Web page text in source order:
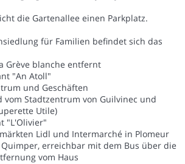
die Gartenallee einen Parkplatz.
für Familien befindet sich das
Grève blanche entfernt
"An Atoll"
und Geschäften
vom Stadtzentrum von Guilvinec und
Utile)
"L'Olivier"
Lidl und Intermarché in Plomeur
erreichbar mit dem Bus über die
vom Haus